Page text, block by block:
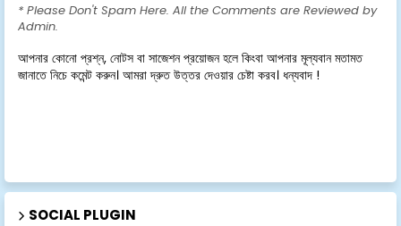
* Please Don't Spam Here. All the Comments are Reviewed by
Admin.
আপনার কোনো প্রশ্ন, নোটস বা সাজেশন প্রয়োজন হলে কিংবা আপনার মূল্যবান মতামত
জানাতে নিচে কমেন্ট করুন। আমরা দ্রুত উত্তর দেওয়ার চেষ্টা করব। ধন্যবাদ !
SOCIAL PLUGIN